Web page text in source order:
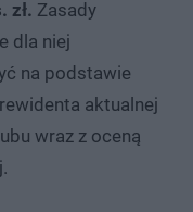
zł. Zasady
dla niej
na podstawie
aktualnej
wraz z oceną